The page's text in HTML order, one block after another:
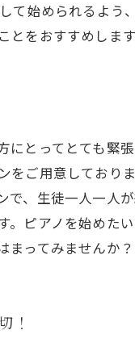
て始められるよ
をおすすめします
にとってとても緊
をご用意しており
で、生徒一人一人
。ピアノを始めた
まってみませんか？
！